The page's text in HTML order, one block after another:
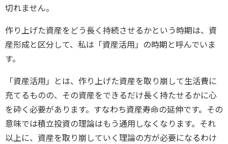
切れません。
作り上げた資産をどう長く持続させるかという時期は、資
産形成と区分して、私は「資産活用」の時期と呼んでいま
す。
「資産活用」とは、作り上げた資産を取り崩して生活費に
充てるものの、その資産をできるだけ長く持たせるかに心
を砕く必要があります。すなわち資産寿命の延伸です。その
意味では積立投資の理論はもう通用しなくなります。それ
以上に、資産を取り崩していく理論の方が必要になるわけ